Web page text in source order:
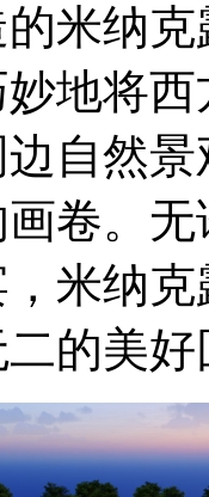
米纳
地将
自然
卷。
米纳
的美